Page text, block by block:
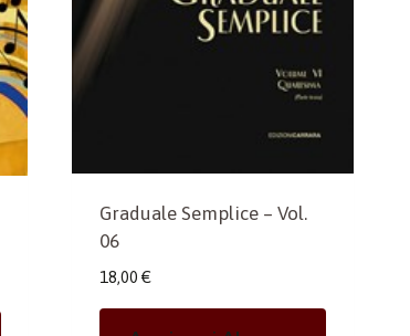
Graduale Semplice – Vol.
06
18,00 €